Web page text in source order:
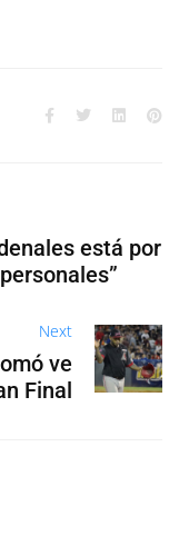
está por
Next
ve
Final